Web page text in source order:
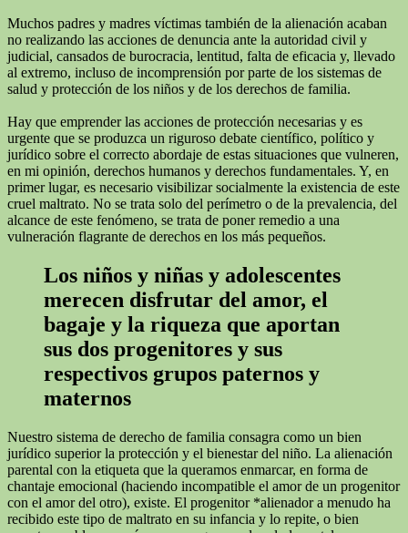
Muchos padres y madres víctimas también de la alienación acaban
no realizando las acciones de denuncia ante la autoridad civil y
judicial, cansados de burocracia, lentitud, falta de eficacia y, llevado
al extremo, incluso de incomprensión por parte de los sistemas de
salud y protección de los niños y de los derechos de familia.
Hay que emprender las acciones de protección necesarias y es
urgente que se produzca un riguroso debate científico, político y
jurídico sobre el correcto abordaje de estas situaciones que vulneren,
en mi opinión, derechos humanos y derechos fundamentales. Y, en
primer lugar, es necesario visibilizar socialmente la existencia de este
cruel maltrato. No se trata solo del perímetro o de la prevalencia, del
alcance de este fenómeno, se trata de poner remedio a una
vulneración flagrante de derechos en los más pequeños.
Los niños y niñas y adolescentes
merecen disfrutar del amor, el
bagaje y la riqueza que aportan
sus dos progenitores y sus
respectivos grupos paternos y
maternos
Nuestro sistema de derecho de familia consagra como un bien
jurídico superior la protección y el bienestar del niño. La alienación
parental con la etiqueta que la queramos enmarcar, en forma de
chantaje emocional (haciendo incompatible el amor de un progenitor
con el amor del otro), existe. El progenitor *alienador a menudo ha
recibido este tipo de maltrato en su infancia y lo repite, o bien